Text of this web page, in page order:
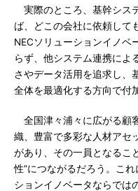
実際のところ、基幹シス
ば、どこの会社に依頼して
NECソリューションイノベ
らず、他システム連携によ
さやデータ活用を追求し、
全体を最適化する方向で付
全国津々浦々に広がる顧
織、豊富で多彩な人材アセ
があり、その一員となるこ
性”につながるだろう。こ
ションイノベータならでは